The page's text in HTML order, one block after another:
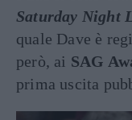
Saturday Night
quale Dave è
però, ai SAG
prima uscita